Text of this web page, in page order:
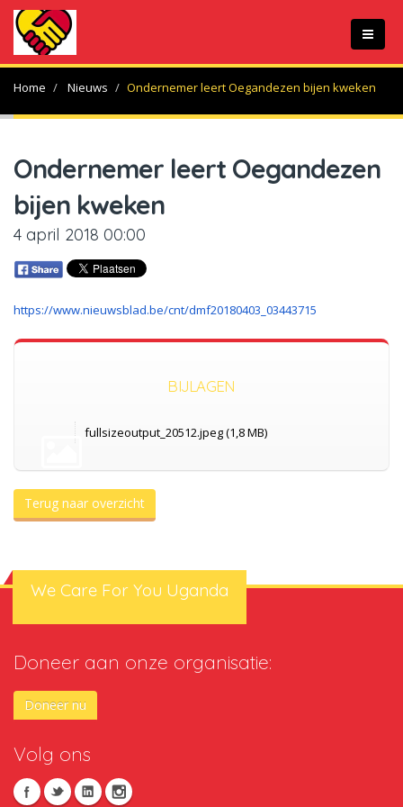
Home Nieuws Ondernemer leert Oegandezen bijen kweken
Ondernemer leert Oegandezen
bijen kweken
4 april 2018 00:00
https://www.nieuwsblad.be/cnt/dmf20180403_03443715
BIJLAGEN
fullsizeoutput_20512.jpeg (1,8 MB)
Terug naar overzicht
We Care For You Uganda
Doneer aan onze organisatie:
Doneer nu
Volg ons